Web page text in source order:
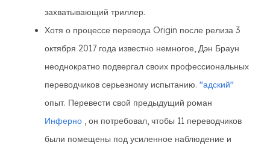
захватывающий триллер.
Хотя о процессе перевода Origin после релиза 3
октября 2017 года известно немногое, Дэн Браун
неоднократно подвергал своих профессиональных
переводчиков серьезному испытанию. "адский"
опыт. Перевести свой предыдущий роман
Инферно , он потребовал, чтобы 11 переводчиков
были помещены под усиленное наблюдение и